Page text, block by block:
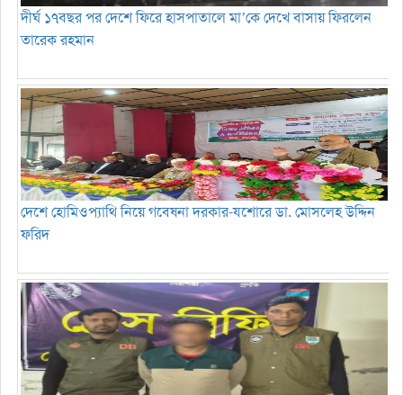
দীর্ঘ ১৭বছর পর দেশে ফিরে হাসপাতালে মা’কে দেখে বাসায় ফিরলেন
তারেক রহমান
দেশে হোমিওপ্যাথি নিয়ে গবেষনা দরকার-যশোরে ডা. মোসলেহ উদ্দিন
ফরিদ